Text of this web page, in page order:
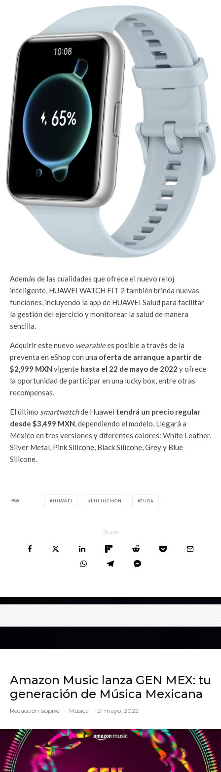
Además de las cualidades que ofrece el nuevo reloj
inteligente, HUAWEI WATCH FIT 2 también brinda nuevas
funciones, incluyendo la app de HUAWEI Salud para facilitar
la gestión del ejercicio y monitorear la salud de manera
sencilla.
Adquirir este nuevo wearablees posible a través de la
preventa en eShop con una oferta de arranque a partir de
$2,999 MXN vigente hasta el 22 de mayo de 2022 y ofrece
la oportunidad de participar en una lucky box, entre otras
recompensas.
El último smartwatchde Huawei tendrá un precio regular
desde $3,499 MXN, dependiendo el modelo. Llegará a
México en tres versiones y diferentes colores: White Leather,
Silver Metal, Pink Silicone, Black Silicone, Grey y Blue
Silicone.
TAGS HUAWEI LULULEMON ZUDA
Share
Amazon Music lanza GEN MEX: tu
generación de Música Mexicana
Redacción Isopixel · Música · 21 mayo, 2022